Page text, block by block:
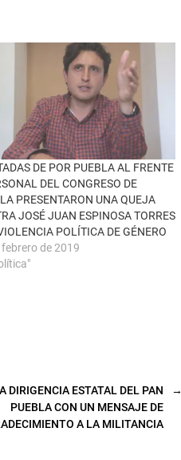
DE POR PUEBLA AL FRENTE
DEL CONGRESO DE
PRESENTARON UNA QUEJA
JOSÉ JUAN ESPINOSA TORRES
POLÍTICA DE GÉNERO
febrero de 2019
→
DIRIGENCIA ESTATAL DEL PAN
PUEBLA CON UN MENSAJE DE
A LA MILITANCIA